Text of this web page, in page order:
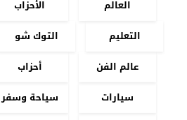
العالم
الأحزاب
التعليم
التوك شو
عالم الفن
أحزاب
سيارات
سياحة وسفر